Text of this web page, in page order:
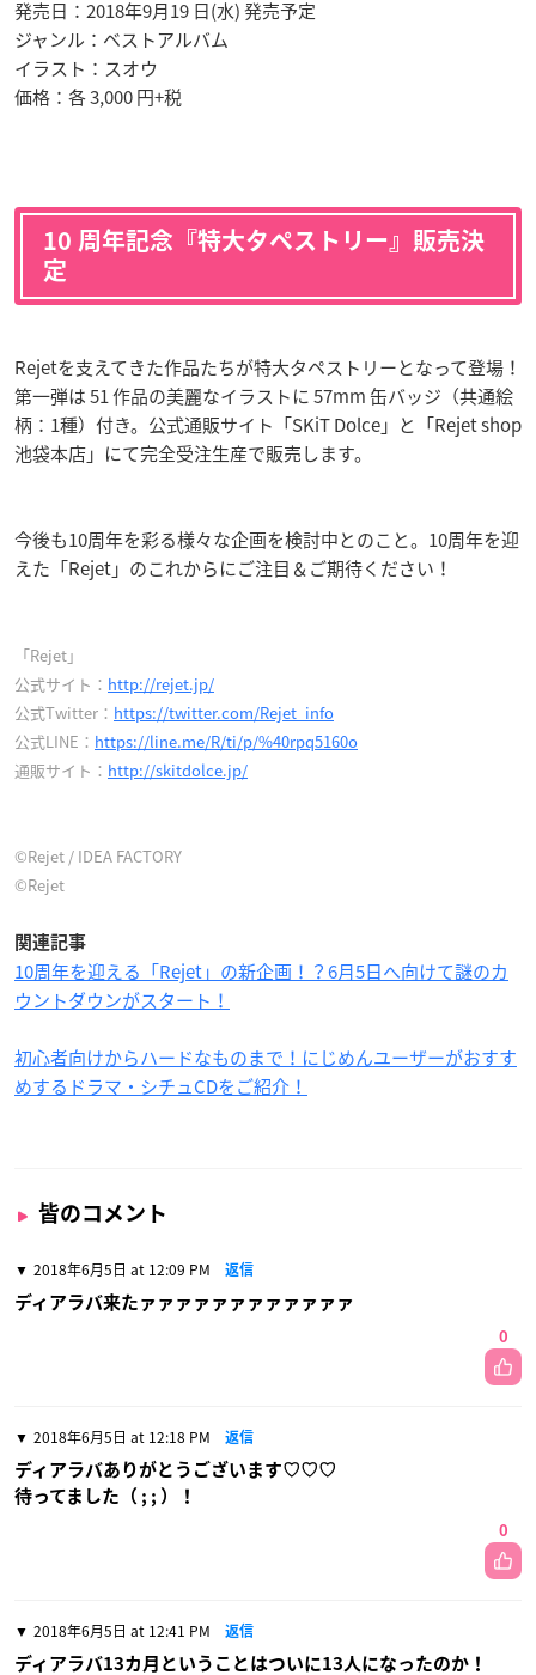
発売日：2018年9月19 日(水) 発売予定
ジャンル：ベストアルバム
イラスト：スオウ
価格：各 3,000 円+税
10 周年記念『特大タペストリー』販売決
定
Rejetを支えてきた作品たちが特大タペストリーとなって登場！
第一弾は 51 作品の美麗なイラストに 57mm 缶バッジ（共通絵
柄：1種）付き。公式通販サイト「SKiT Dolce」と「Rejet shop
池袋本店」にて完全受注生産で販売します。
今後も10周年を彩る様々な企画を検討中とのこと。10周年を迎
えた「Rejet」のこれからにご注目＆ご期待ください！
「Rejet」
公式サイト： http://rejet.jp/
公式Twitter： https://twitter.com/Rejet_info
公式LINE： https://line.me/R/ti/p/%40rpq5160o
通販サイト： http://skitdolce.jp/
©Rejet / IDEA FACTORY
©Rejet
関連記事
10周年を迎える「Rejet」の新企画！？6月5日へ向けて謎のカ
ウントダウンがスタート！
初心者向けからハードなものまで！にじめんユーザーがおすす
めするドラマ・シチュCDをご紹介！
皆のコメント
2018年6月5日 at 12:09 PM 返信
ディアラバ来たァァァァァァァァァァァァ
0
2018年6月5日 at 12:18 PM 返信
ディアラバありがとうございます♡♡♡
待ってました（ ; ; ）！
0
2018年6月5日 at 12:41 PM 返信
ディアラバ13カ月ということはついに13人になったのか！